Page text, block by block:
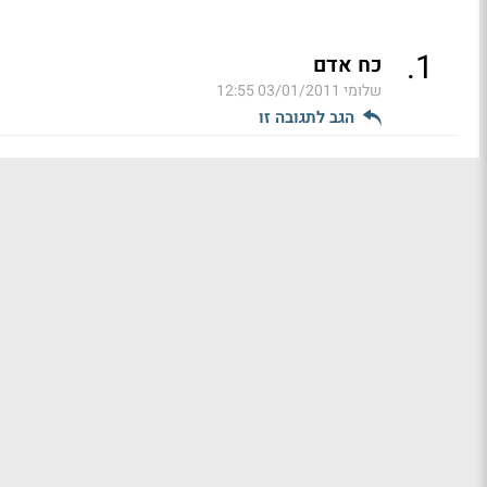
1
. כח אדם
שלומי 03/01/2011 12:55
הגב לתגובה זו